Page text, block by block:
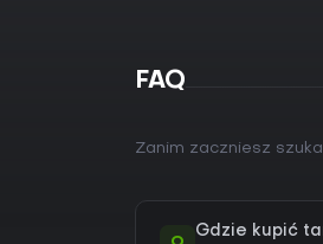
FAQ
Zanim zaczniesz
Gdzie kupić